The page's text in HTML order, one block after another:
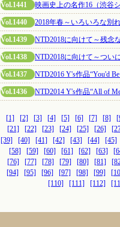
Vol.1441 映画史上の名作16（渋谷
Vol.1440 2018年春～いろいろな別
Vol.1439 NTD2018に向けて～残念
Vol.1438 NTD2018に向けて～つい
Vol.1437 NTD2016 Y's作品“You'd
Vol.1436 NTD2014 Y's作品“All of
[1] [2] [3] [4] [5] [6] [7] [8]
[21]
[22] [23] [24] [25] [26]
[39]
[40] [41] [42] [43] [44] [45]
[58]
[59] [60] [61] [62] [63]
[76]
[77] [78] [79] [80] [81]
[94]
[95] [96] [97] [98] [99]
[110]
[111] [112]